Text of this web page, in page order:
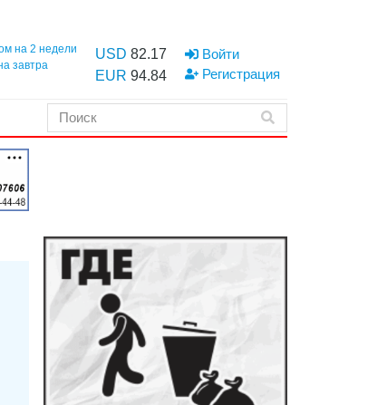
на 2 недели
завтра
USD 82.17
EUR 94.84
Войти
Регистрация